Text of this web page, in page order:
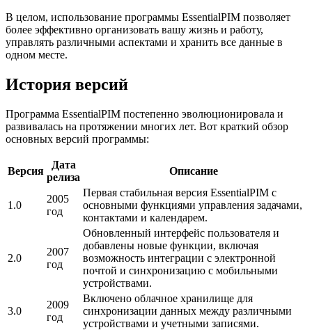
В целом, использование программы EssentialPIM позволяет
более эффективно организовать вашу жизнь и работу,
управлять различными аспектами и хранить все данные в
одном месте.
История версий
Программа EssentialPIM постепенно эволюционировала и
развивалась на протяжении многих лет. Вот краткий обзор
основных версий программы:
Версия
Дата
релиза
Описание
1.0
2005
год
Первая стабильная версия EssentialPIM с
основными функциями управления задачами,
контактами и календарем.
2.0
2007
год
Обновленный интерфейс пользователя и
добавлены новые функции, включая
возможность интеграции с электронной
почтой и синхронизацию с мобильными
устройствами.
3.0
2009
год
Включено облачное хранилище для
синхронизации данных между различными
устройствами и учетными записями.